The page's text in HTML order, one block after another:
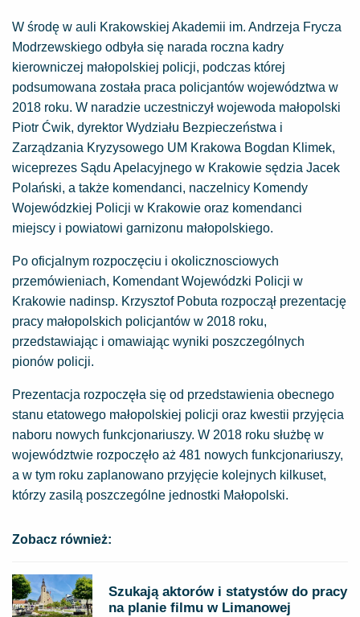
W środę w auli Krakowskiej Akademii im. Andrzeja Frycza
Modrzewskiego odbyła się narada roczna kadry
kierowniczej małopolskiej policji, podczas której
podsumowana została praca policjantów województwa w
2018 roku. W naradzie uczestniczył wojewoda małopolski
Piotr Ćwik, dyrektor Wydziału Bezpieczeństwa i
Zarządzania Kryzysowego UM Krakowa Bogdan Klimek,
wiceprezes Sądu Apelacyjnego w Krakowie sędzia Jacek
Polański, a także komendanci, naczelnicy Komendy
Wojewódzkiej Policji w Krakowie oraz komendanci
miejscy i powiatowi garnizonu małopolskiego.
Po oficjalnym rozpoczęciu i okolicznosciowych
przemówieniach, Komendant Wojewódzki Policji w
Krakowie nadinsp. Krzysztof Pobuta rozpoczął prezentację
pracy małopolskich policjantów w 2018 roku,
przedstawiając i omawiając wyniki poszczególnych
pionów policji.
Prezentacja rozpoczęła się od przedstawienia obecnego
stanu etatowego małopolskiej policji oraz kwestii przyjęcia
naboru nowych funkcjonariuszy. W 2018 roku służbę w
województwie rozpoczęło aż 481 nowych funkcjonariuszy,
a w tym roku zaplanowano przyjęcie kolejnych kilkuset,
którzy zasilą poszczególne jednostki Małopolski.
Zobacz również:
Szukają aktorów i statystów do pracy
na planie filmu w Limanowej